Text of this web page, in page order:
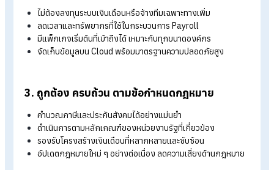
ช่วยลดภาระงานของฝ่าย HR และทำให้องค์กรสามารถโฟกัสกับก
เติบโตของธุรกิจได้อย่างเต็มที่
ลดภาระงานซ้ำซ้อนด้านเอกสารและการคำนวณ
มีรายงานสรุปข้อมูลที่เข้าใจง่าย รองรับทั้ง HR และผู้บริหาร
ข้อมูลอัปเดตแบบ Real-Time ช่วยให้วางแผนและตัดสินใจได้
รวดเร็ว
ช่วยให้ทีมมีเวลาไปโฟกัสงานพัฒนาคนและธุรกิจมากขึ้น